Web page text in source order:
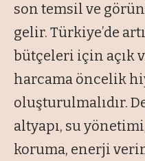
son temsil ve
gelir. Türkiye’de
bütçeleri için açık
harcama öncelik
oluşturulmalıdır.
altyapı, su
koruma, enerji